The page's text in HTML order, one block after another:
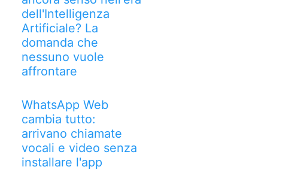
dell'Intelligenza
Artificiale? La
domanda che
nessuno vuole
affrontare
WhatsApp Web
cambia tutto:
arrivano chiamate
vocali e video senza
installare l'app